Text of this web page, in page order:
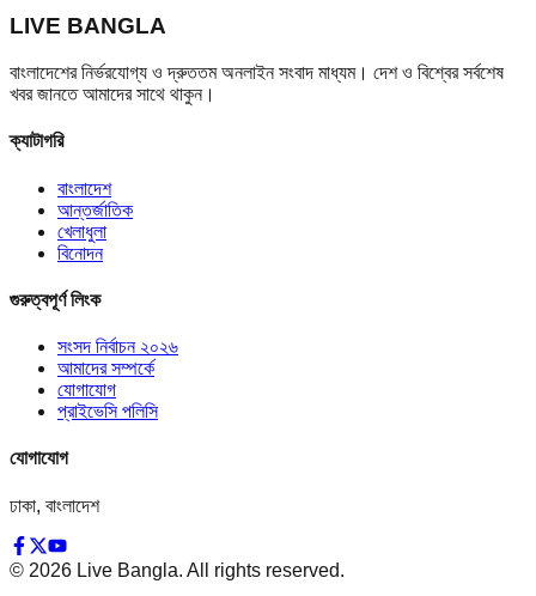
LIVE BANGLA
বাংলাদেশের নির্ভরযোগ্য ও দ্রুততম অনলাইন সংবাদ মাধ্যম। দেশ ও বিশ্বের সর্বশেষ
খবর জানতে আমাদের সাথে থাকুন।
ক্যাটাগরি
বাংলাদেশ
আন্তর্জাতিক
খেলাধুলা
বিনোদন
গুরুত্বপূর্ণ লিংক
সংসদ নির্বাচন ২০২৬
আমাদের সম্পর্কে
যোগাযোগ
প্রাইভেসি পলিসি
যোগাযোগ
ঢাকা, বাংলাদেশ
© 2026 Live Bangla. All rights reserved.